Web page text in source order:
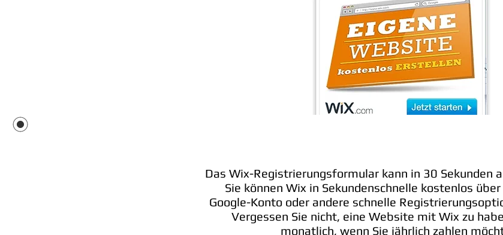
Das Wix-Registrierungsformular kann in 30 Sekunden
Sie können Wix in Sekundenschnelle kostenlos
Google-Konto oder andere schnelle
Vergessen Sie nicht, eine Website mit Wix zu
monatlich, wenn Sie jährlich zahlen